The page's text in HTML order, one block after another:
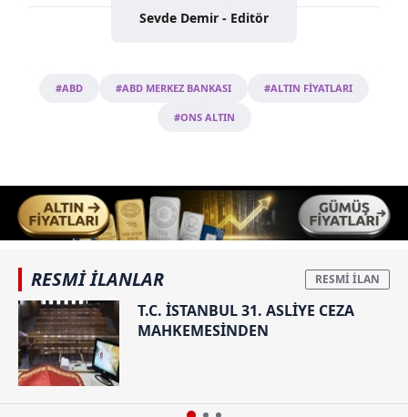
Sevde Demir - Editör
#ABD #ABD MERKEZ BANKASI #ALTIN FİYATLARI
#ONS ALTIN
RESMİ İLANLAR
T.C. İSTANBUL 31. ASLİYE CEZA
MAHKEMESİNDEN